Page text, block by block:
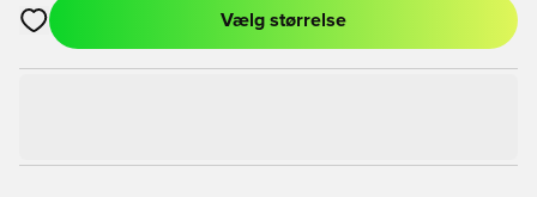
Åbner en Modal til at logge ind eller tilmelde dig som medlem
Vælg størrelse